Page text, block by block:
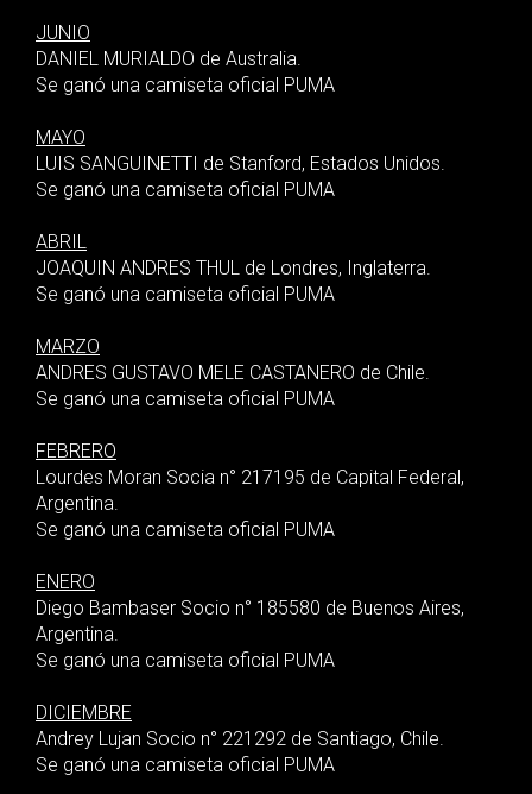
JUNIO
DANIEL MURIALDO de Australia.
Se ganó una camiseta oficial PUMA
MAYO
LUIS SANGUINETTI de Stanford, Estados Unidos.
Se ganó una camiseta oficial PUMA
ABRIL
JOAQUIN ANDRES THUL de Londres, Inglaterra.
Se ganó una camiseta oficial PUMA
MARZO
ANDRES GUSTAVO MELE CASTANERO de Chile.
Se ganó una camiseta oficial PUMA
FEBRERO
Lourdes Moran Socia n° 217195 de Capital Federal,
Argentina.
Se ganó una camiseta oficial PUMA
ENERO
Diego Bambaser Socio n° 185580 de Buenos Aires,
Argentina.
Se ganó una camiseta oficial PUMA
DICIEMBRE
Andrey Lujan Socio n° 221292 de Santiago, Chile.
Se ganó una camiseta oficial PUMA